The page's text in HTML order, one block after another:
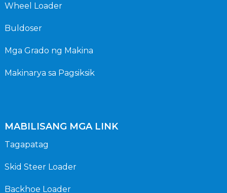
Wheel Loader
Buldoser
Mga Grado ng Makina
Makinarya sa Pagsiksik
MABILISANG MGA LINK
Tagapatag
Skid Steer Loader
Backhoe Loader